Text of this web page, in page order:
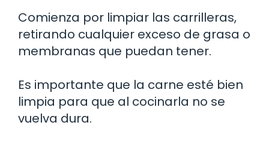
Comienza por limpiar las carrilleras,
retirando cualquier exceso de grasa o
membranas que puedan tener.
Es importante que la carne esté bien
limpia para que al cocinarla no se
vuelva dura.